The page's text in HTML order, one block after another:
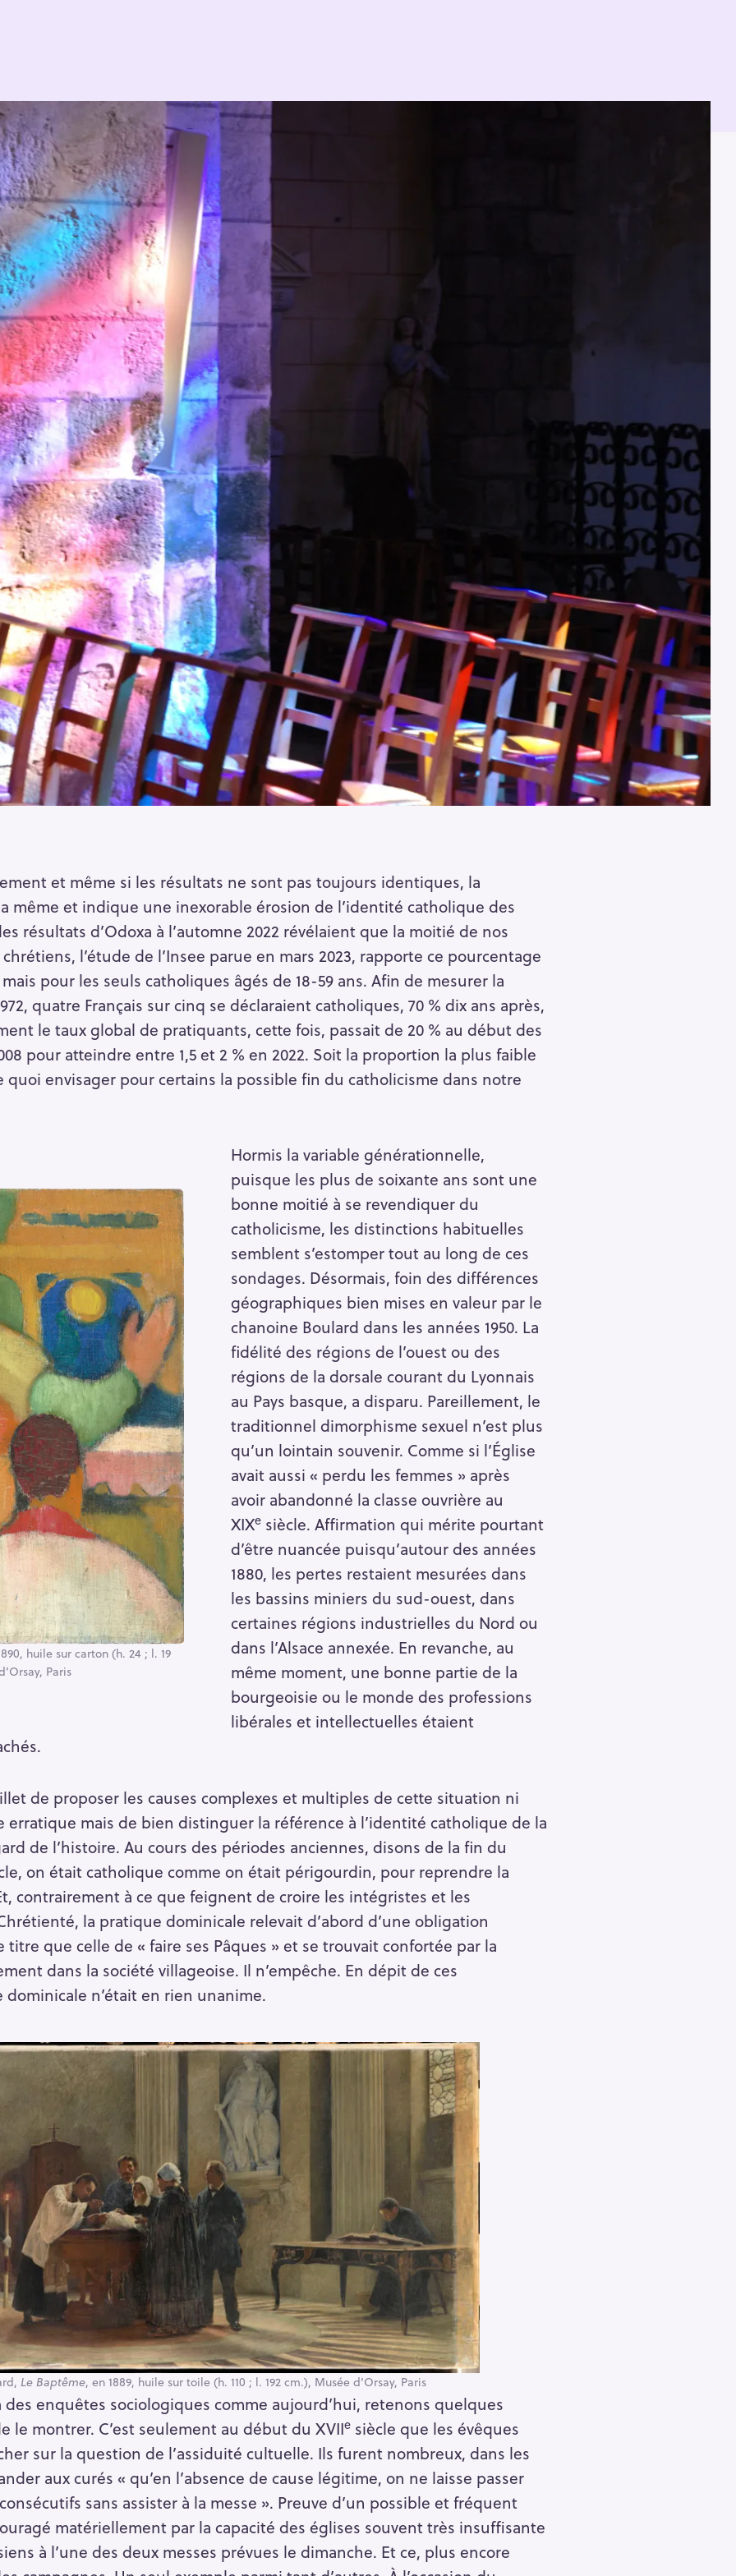
et même si les résultats ne sont pas toujours identiques, la
même et indique une inexorable érosion de l’identité catholique des
résultats d’Odoxa à l’automne 2022 révélaient que la moitié de nos
l’étude de l’Insee parue en mars 2023, rapporte ce pourcentage
pour les seuls catholiques âgés de 18-59 ans. Afin de mesurer la
quatre Français sur cinq se déclaraient catholiques, 70 % dix ans après,
le taux global de pratiquants, cette fois, passait de 20 % au début des
pour atteindre entre 1,5 et 2 % en 2022. Soit la proportion la plus faible
quoi envisager pour certains la possible fin du catholicisme dans notre
huile sur carton (h. 24 ; l. 19
Paris
Hormis la variable générationnelle,
puisque les plus de soixante ans sont une
bonne moitié à se revendiquer du
catholicisme, les distinctions habituelles
semblent s’estomper tout au long de ces
sondages. Désormais, foin des différences
géographiques bien mises en valeur par le
chanoine Boulard dans les années 1950. La
fidélité des régions de l’ouest ou des
régions de la dorsale courant du Lyonnais
au Pays basque, a disparu. Pareillement, le
traditionnel dimorphisme sexuel n’est plus
qu’un lointain souvenir. Comme si l’Église
avait aussi « perdu les femmes » après
avoir abandonné la classe ouvrière au
XIXe siècle. Affirmation qui mérite pourtant
d’être nuancée puisqu’autour des années
1880, les pertes restaient mesurées dans
les bassins miniers du sud-ouest, dans
certaines régions industrielles du Nord ou
dans l’Alsace annexée. En revanche, au
même moment, une bonne partie de la
bourgeoisie ou le monde des professions
libérales et intellectuelles étaient
de proposer les causes complexes et multiples de cette situation ni
erratique mais de bien distinguer la référence à l’identité catholique de la
de l’histoire. Au cours des périodes anciennes, disons de la fin du
on était catholique comme on était périgourdin, pour reprendre la
contrairement à ce que feignent de croire les intégristes et les
la pratique dominicale relevait d’abord d’une obligation
que celle de « faire ses Pâques » et se trouvait confortée par la
dans la société villageoise. Il n’empêche. En dépit de ces
n’était en rien unanime.
Le Baptême, en 1889, huile sur toile (h. 110 ; l. 192 cm.), Musée d’Orsay, Paris
des enquêtes sociologiques comme aujourd’hui, retenons quelques
le montrer. C’est seulement au début du XVIIesiècle que les évêques
sur la question de l’assiduité cultuelle. Ils furent nombreux, dans les
aux curés « qu’en l’absence de cause légitime, on ne laisse passer
sans assister à la messe ». Preuve d’un possible et fréquent
matériellement par la capacité des églises souvent très insuffisante
à l’une des deux messes prévues le dimanche. Et ce, plus encore
Press Esc to cancel.